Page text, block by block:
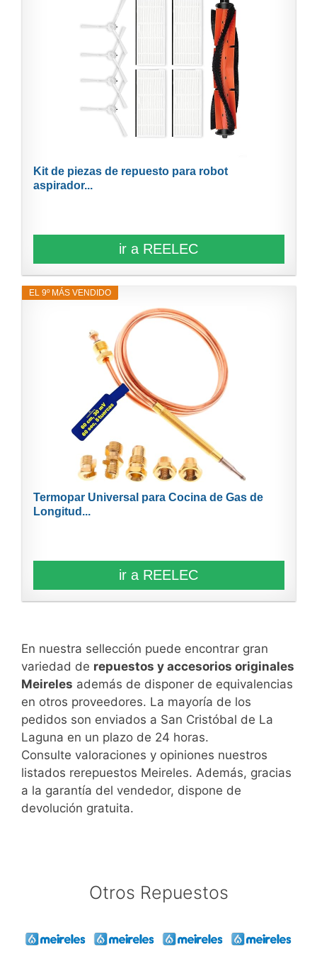
Kit de piezas de repuesto para robot
aspirador...
ir a REELEC
EL 9º MÁS VENDIDO
Termopar Universal para Cocina de Gas de
Longitud...
ir a REELEC
En nuestra sellección puede encontrar gran
variedad de repuestos y accesorios originales
Meireles además de disponer de equivalencias
en otros proveedores. La mayoría de los
pedidos son enviados a San Cristóbal de La
Laguna en un plazo de 24 horas.
Consulte valoraciones y opiniones nuestros
listados rerepuestos Meireles. Además, gracias
a la garantía del vendedor, dispone de
devolución gratuita.
Otros Repuestos